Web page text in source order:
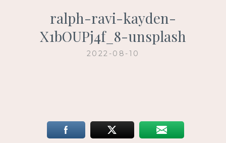
ralph-ravi-kayden-
X1bOUPj4f_8-unsplash
2022-08-10